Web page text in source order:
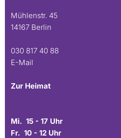
Mühlenstr. 45
14167 Berlin
030 817 40 88
E-Mail
Zur Heimat
Mi. 15 - 17 Uhr
Fr. 10 - 12 Uhr